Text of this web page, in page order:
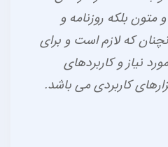
بلکه روزنامه و
که لازم است و برای
نیاز و کاربردهای
کاربردی می باشد.